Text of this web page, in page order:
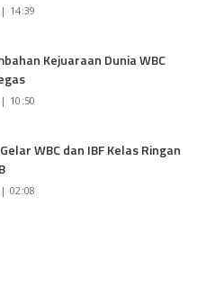
14:39
Kejuaraan Dunia WBC
10:50
WBC dan IBF Kelas Ringan
02:08